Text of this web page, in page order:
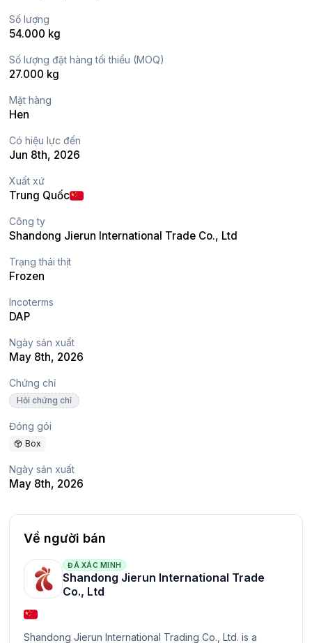
Số lượng
54.000 kg
Số lượng đặt hàng tối thiểu (MOQ)
27.000 kg
Mặt hàng
Hen
Có hiệu lực đến
Jun 8th, 2026
Xuất xứ
Trung Quốc
Công ty
Shandong Jierun International Trade Co., Ltd
Trạng thái thịt
Frozen
Incoterms
DAP
Ngày sản xuất
May 8th, 2026
Chứng chỉ
Hỏi chứng chỉ
Đóng gói
Box
Ngày sản xuất
May 8th, 2026
Về người bán
ĐÃ XÁC MINH
Shandong Jierun International Trade
Co., Ltd
Shandong Jierun International Trading Co., Ltd. is a